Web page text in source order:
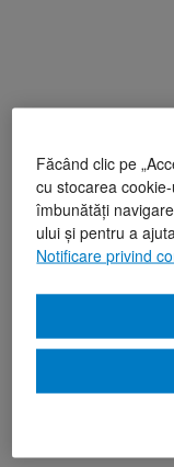
Făcând clic pe
cu stocarea
îmbunătăți
ului și pentru a
Notificare privind